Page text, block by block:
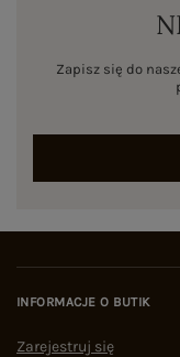
Zapisz się do
INFORMACJE O BUTIK
Zarejestruj się